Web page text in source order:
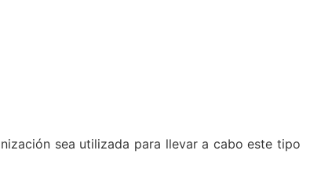
sea utilizada para llevar a cabo este tipo